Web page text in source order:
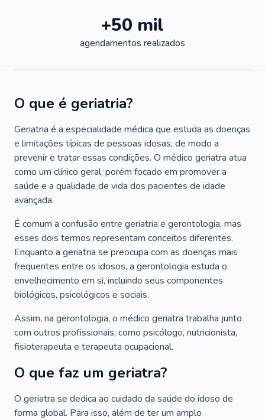
+50 mil
agendamentos realizados
O que é geriatria?
Geriatria é a especialidade médica que estuda as doenças
e limitações típicas de pessoas idosas, de modo a
prevenir e tratar essas condições. O médico geriatra atua
como um clínico geral, porém focado em promover a
saúde e a qualidade de vida dos pacientes de idade
avançada.
É comum a confusão entre geriatria e gerontologia, mas
esses dois termos representam conceitos diferentes.
Enquanto a geriatria se preocupa com as doenças mais
frequentes entre os idosos, a gerontologia estuda o
envelhecimento em si, incluindo seus componentes
biológicos, psicológicos e sociais.
Assim, na gerontologia, o médico geriatra trabalha junto
com outros profissionais, como psicólogo, nutricionista,
fisioterapeuta e terapeuta ocupacional.
O que faz um geriatra?
O geriatra se dedica ao cuidado da saúde do idoso de
forma global. Para isso, além de ter um amplo